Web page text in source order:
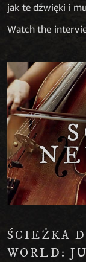
jak te dźwięki i
Watch the
ŚCIEŻKA
WORLD: